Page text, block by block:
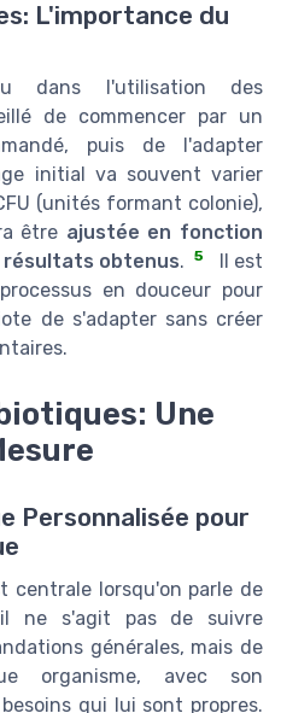
L'importance du
dans l'utilisation des
de commencer par un
puis de l'adapter
initial va souvent varier
(unités formant colonie),
être ajustée en fonction
obtenus. 5
Il est
en douceur pour
de s'adapter sans créer
Une
Personnalisée pour
centrale lorsqu'on parle de
ne s'agit pas de suivre
générales, mais de
organisme, avec son
qui lui sont propres.